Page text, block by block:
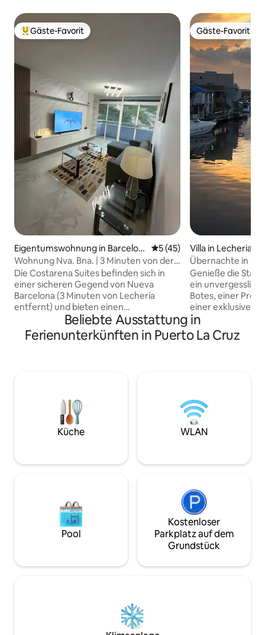
Beliebter Gäste-Favorit.
Gäste-Favorit
Eigentumswohnung in Barcelon
a
Durchschnittliche
5 (45)
Wohnung Nva. Bna. | 3 Minuten von der
Av. Ppal. de Lechería entfernt
Die Costarena Suites befinden sich in
einer sicheren Gegend von Nueva
Barcelona (3 Minuten von Lechería
entfernt) und bieten einen
abgeschlossenen, tadellosen und
unabhängigen Aufenthalt zu einem
ausgezeichneten Preis-Leistungs-
gewährleisten. Wichtig: Aufgrund des
nationalen Stromrationierungsplans
kann es in der Gegend zu
vorübergehenden Stromausfällen
Gäste-Favorit
Gäste-Favorit
Villa in Lecheria
Übernachte in
einen Premium-
Genieße die
ein
Botes, einer
einer exklusiven
Perfekt für
es einen
schiffbaren
anzustoßen und
den Inseln des
zu unternehmen,
kristallklares
Beliebte Ausstattung in
Ferienunterkünften in Puerto La Cruz
Küche WLAN
Pool
Kostenloser
Parkplatz auf dem
Grundstück